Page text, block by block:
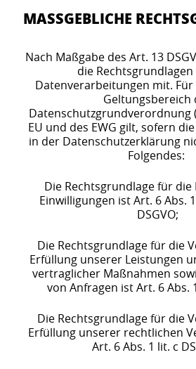
MASSGEBLICHE
Nach Maßgabe des Art. 13
die
Datenverarbeitungen mit.
Geltungsbereich
Datenschutzgrundverordnung
EU und des EWG gilt, sofern
in der Datenschutzerklärung
Folgendes:
Die Rechtsgrundlage für die
Einwilligungen ist Art. 6 Abs.
DSGVO;
Die Rechtsgrundlage für die
Erfüllung unserer Leistungen
vertraglicher Maßnahmen
von Anfragen ist Art. 6 Abs.
Die Rechtsgrundlage für die
Erfüllung unserer rechtlichen
Art. 6 Abs. 1 lit. c